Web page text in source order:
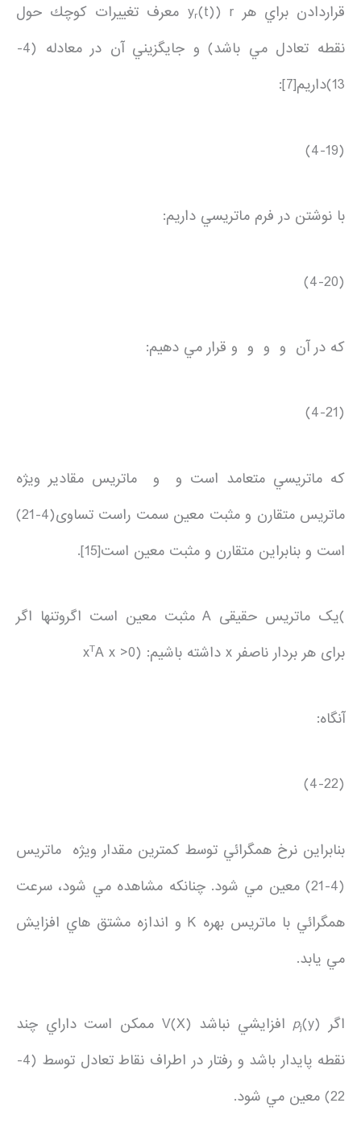
قراردادن براي هر r (y
r
(t) معرف تغييرات كوچك حول
نقطه تعادل مي باشد) و جايگزيني آن در معادله (4-
13)داريم[7]:
(4-19)
با نوشتن در فرم ماتريسي داريم:
(4-20)
كه در آن و و و و قرار مي دهيم:
(4-21)
كه ماتريسي متعامد است و و ماتريس مقادير ويژه
ماتريس متقارن و مثبت معين سمت راست تساوی(4-21)
است و بنابراين متقارن و مثبت معين است[15].
)يک ماتريس حقيقی A مثبت معين است اگروتنها اگر
برای هر بردار ناصفر x داشته باشيم: (x
TA x >0
آنگاه:
(4-22)
بنابراين نرخ همگرائي توسط كمترين مقدار ويژه ماتريس
(4-21) معين مي شود. چنانکه مشاهده مي شود، سرعت
همگرائي با ماتريس بهره K و اندازه مشتق هاي افزايش
مي يابد.
اگر pj
(y) افزايشي نباشد V(X) ممكن است داراي چند
نقطه پايدار باشد و رفتار در اطراف نقاط تعادل توسط (4-
22) معين مي شود.